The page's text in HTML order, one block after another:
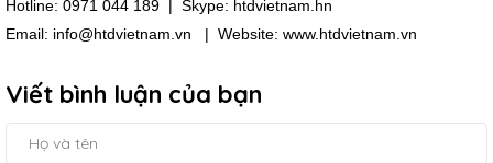
Hotline: 0971 044 189 | Skype: htdvietnam.hn
Email: info@htdvietnam.vn | Website: www.htdvietnam.vn
Viết bình luận của bạn